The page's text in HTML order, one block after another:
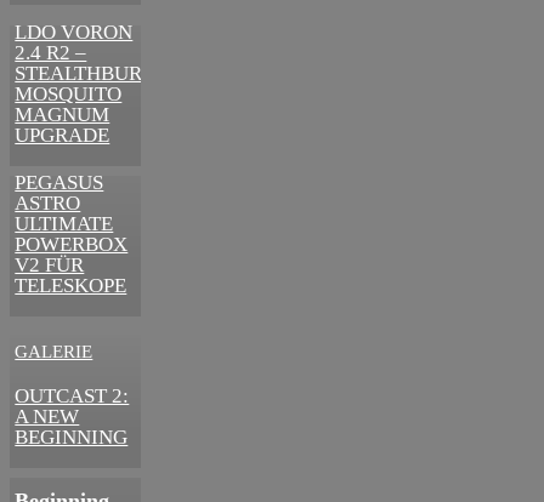
LDO VORON
2.4 R2 –
STEALTHBURNER
MOSQUITO
MAGNUM
UPGRADE
PEGASUS
ASTRO
ULTIMATE
POWERBOX
V2 FÜR
TELESKOPE
ASTRONOMIE
OUTCAST 2:
A NEW
BEGINNING
GALERIE
Outcast 2: A